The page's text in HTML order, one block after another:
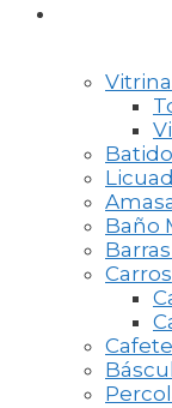
Baño
Carros